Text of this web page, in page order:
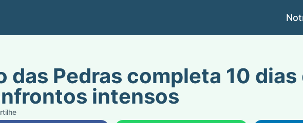
das Pedras completa 10 dias
intensos